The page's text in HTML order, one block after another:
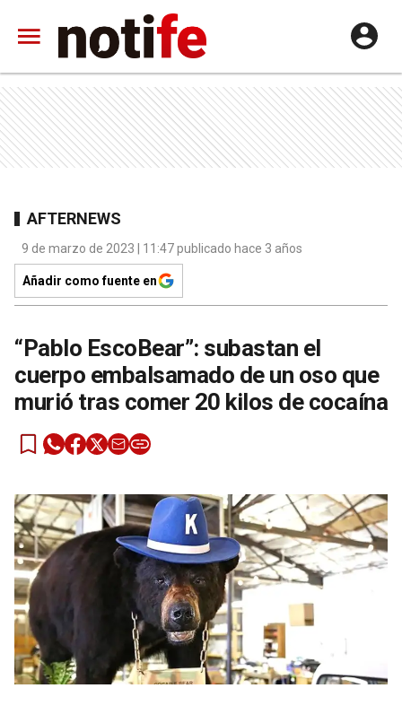
AFTERNEWS
9 de marzo de 2023 | 11:47 publicado hace 3 años
Añadir como fuente en
“Pablo EscoBear”: subastan el
cuerpo embalsamado de un oso que
murió tras comer 20 kilos de cocaína